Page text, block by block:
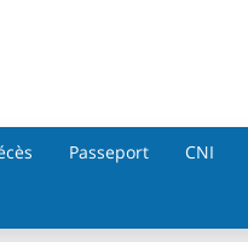
Passeport CNI